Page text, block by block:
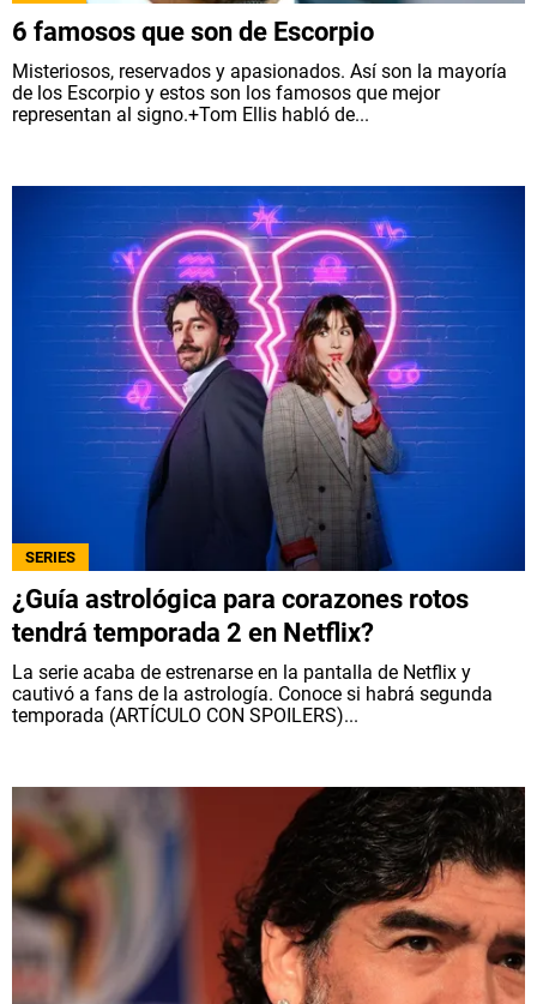
6 famosos que son de Escorpio
Misteriosos, reservados y apasionados. Así son la mayoría
de los Escorpio y estos son los famosos que mejor
representan al signo.+Tom Ellis habló de...
SERIES
¿Guía astrológica para corazones rotos
tendrá temporada 2 en Netflix?
La serie acaba de estrenarse en la pantalla de Netflix y
cautivó a fans de la astrología. Conoce si habrá segunda
temporada (ARTÍCULO CON SPOILERS)...